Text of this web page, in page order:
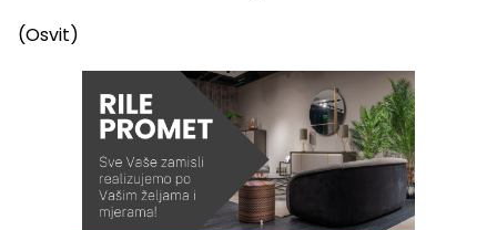
(Osvit)